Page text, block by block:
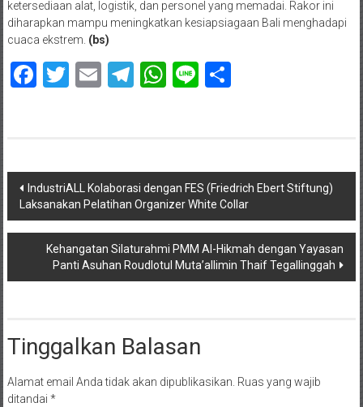
ketersediaan alat, logistik, dan personel yang memadai. Rakor ini
diharapkan mampu meningkatkan kesiapsiagaan Bali menghadapi
cuaca ekstrem. (bs)
Facebook
Twitter
EmailTelegram
WhatsApp
LineShare
Navigasi
pos
IndustriALL Kolaborasi dengan FES (Friedrich Ebert Stiftung)
Laksanakan Pelatihan Organizer White Collar
Kehangatan Silaturahmi PMM Al-Hikmah dengan Yayasan
Panti Asuhan Roudlotul Muta’allimin Thaif Tegallinggah
Tinggalkan Balasan
Alamat email Anda tidak akan dipublikasikan. Ruas yang wajib
ditandai *